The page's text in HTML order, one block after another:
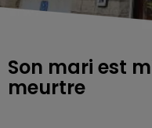
Son mari est
meurtre